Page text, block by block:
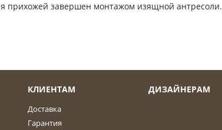
прихожей завершен монтажом изящной антресоли.
КЛИЕНТАМ
Доставка
Гарантия
ДИЗАЙНЕРАМ